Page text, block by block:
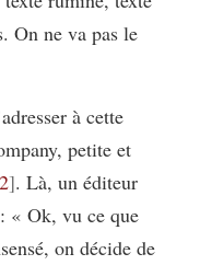
On ne va pas le
à cette
petite et
. Là, un éditeur
« Ok, vu ce que
on décide de